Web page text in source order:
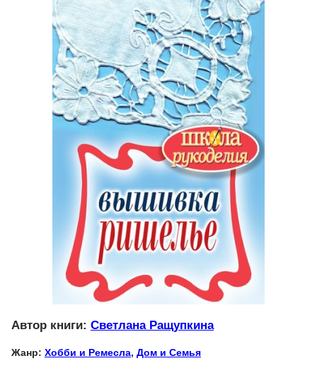
Автор книги: Светлана Ращупкина
Жанр: Хобби и Ремесла, Дом и Семья